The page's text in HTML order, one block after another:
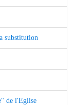
substitution
de l'Eglise